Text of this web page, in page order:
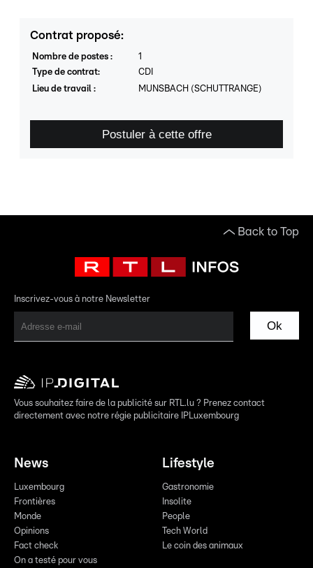
Contrat proposé:
Nombre de postes :
1
Type de contrat:
CDI
Lieu de travail : MUNSBACH (SCHUTTRANGE)
Postuler à cette offre
Back to Top
Inscrivez-vous à notre Newsletter
Ok
Vous souhaitez faire de la publicité sur RTL.lu ? Prenez contact
directement avec notre régie publicitaire IPLuxembourg
News
Luxembourg
Frontières
Monde
Opinions
Fact check
On a testé pour vous
Lifestyle
Gastronomie
Insolite
People
Tech World
Le coin des animaux